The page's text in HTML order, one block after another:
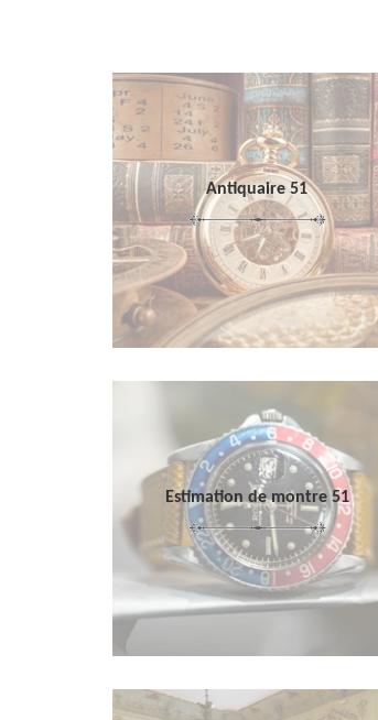
Antiquaire 51
Estimation de montre 51